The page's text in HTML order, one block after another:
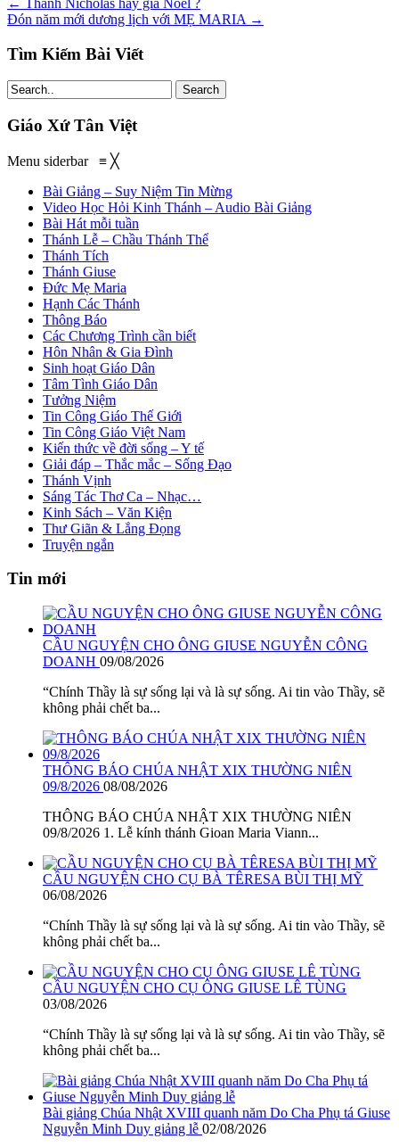
Đón năm mới dương lịch với MẸ MARIA →
Tìm Kiếm Bài Viết
Search
Giáo Xứ Tân Việt
Menu siderbar ≡ ╳
Bài Giảng – Suy Niệm Tin Mừng
Video Học Hỏi Kinh Thánh – Audio Bài Giảng
Bài Hát mỗi tuần
Thánh Lễ – Chầu Thánh Thể
Thánh Tích
Thánh Giuse
Đức Mẹ Maria
Hạnh Các Thánh
Thông Báo
Các Chương Trình cần biết
Hôn Nhân & Gia Đình
Sinh hoạt Giáo Dân
Tâm Tình Giáo Dân
Tưởng Niệm
Tin Công Giáo Thế Giới
Tin Công Giáo Việt Nam
Kiến thức về đời sống – Y tế
Giải đáp – Thắc mắc – Sống Đạo
Thánh Vịnh
Sáng Tác Thơ Ca – Nhạc…
Kinh Sách – Văn Kiện
Thư Giãn & Lắng Đọng
Truyện ngắn
Tin mới
CẦU NGUYỆN CHO ÔNG GIUSE NGUYỄN CÔNG
DOANH 09/08/2026
“Chính Thầy là sự sống lại và là sự sống. Ai tin vào Thầy, sẽ
không phải chết ba...
THÔNG BÁO CHÚA NHẬT XIX THƯỜNG NIÊN
09/8/2026 08/08/2026
THÔNG BÁO CHÚA NHẬT XIX THƯỜNG NIÊN
09/8/2026 1. Lễ kính thánh Gioan Maria Viann...
CẦU NGUYỆN CHO CỤ BÀ TÊRESA BÙI THỊ MỸ
06/08/2026
“Chính Thầy là sự sống lại và là sự sống. Ai tin vào Thầy, sẽ
không phải chết ba...
CẦU NGUYỆN CHO CỤ ÔNG GIUSE LÊ TÙNG
03/08/2026
“Chính Thầy là sự sống lại và là sự sống. Ai tin vào Thầy, sẽ
không phải chết ba...
Bài giảng Chúa Nhật XVIII quanh năm Do Cha Phụ tá Giuse
Nguyễn Minh Duy giảng lễ 02/08/2026